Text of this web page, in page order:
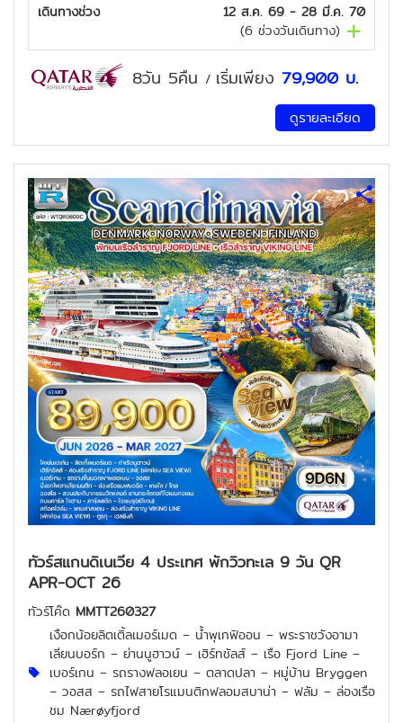
เดินทางช่วง
12 ส.ค. 69 - 28 มี.ค. 70
(6 ช่วงวันเดินทาง)
8วัน 5คืน / เริ่มเพียง 79,900 บ.
ดูรายละเอียด
ทัวร์สแกนดิเนเวีย 4 ประเทศ พักวิวทะเล 9 วัน QR
APR-OCT 26
ทัวร์โค๊ด MMTT260327
เงือกน้อยลิตเติ้ลเมอร์เมด – น้ำพุเกฟิออน – พระราชวังอามา
เลียนบอร์ก – ย่านนูฮาวน์ – เฮิร์ทชัลส์ – เรือ Fjord Line –
เบอร์เกน – รถรางฟลอเยน – ตลาดปลา – หมู่บ้าน Bryggen
– วอสส – รถไฟสายโรแมนติกฟลอมสบาน่า – ฟลัม – ล่องเรือ
ชม Nærøyfjord